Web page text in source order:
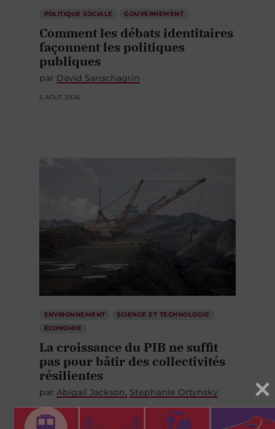
POLITIQUE SOCIALE GOUVERNEMENT
Comment les débats identitaires
façonnent les politiques
publiques
par David Sanschagrin
5 AOÛT 2026
ENVIRONNEMENT
SCIENCE ET TECHNOLOGIE
ÉCONOMIE
La croissance du PIB ne suffit
pas pour bâtir des collectivités
résilientes
par Abigail Jackson Stephanie Ortynsky
4 AOÛT 2026